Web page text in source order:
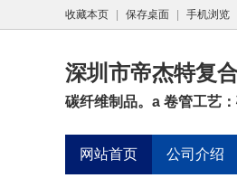
收藏本页 保存桌面 手机浏览
深圳市帝杰特复
碳纤维制品。a 卷管工艺
网站首页 公司介绍